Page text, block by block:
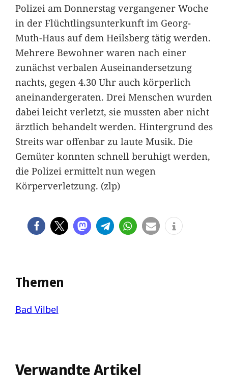
Polizei am Donnerstag vergangener Woche
in der Flüchtlingsunterkunft im Georg-
Muth-Haus auf dem Heilsberg tätig werden.
Mehrere Bewohner waren nach einer
zunächst verbalen Auseinandersetzung
nachts, gegen 4.30 Uhr auch körperlich
aneinandergeraten. Drei Menschen wurden
dabei leicht verletzt, sie mussten aber nicht
ärztlich behandelt werden. Hintergrund des
Streits war offenbar zu laute Musik. Die
Gemüter konnten schnell beruhigt werden,
die Polizei ermittelt nun wegen
Körperverletzung. (zlp)
Themen
Bad Vilbel
Verwandte Artikel